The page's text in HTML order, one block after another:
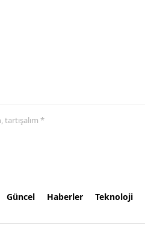
tartışalım *
Güncel Haberler Teknoloji